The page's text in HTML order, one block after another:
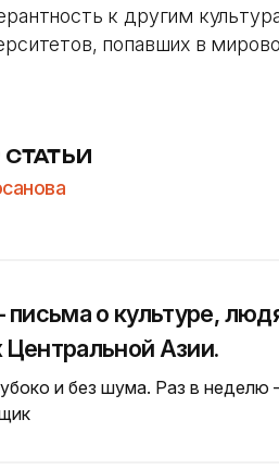
к другим
попавших в
письма о культуре,
Азии.
и без шума. Раз в